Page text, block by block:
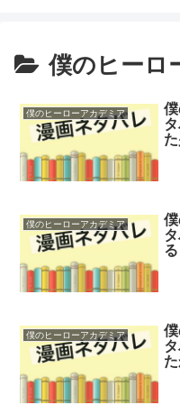
僕のヒーロ
僕のヒーローアカデミア
僕のヒーローアカデミア
僕のヒーローアカデミア